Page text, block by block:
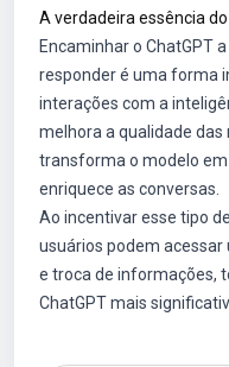
A verdadeira essência
Encaminhar o ChatGPT
responder é uma forma
interações com a
melhora a qualidade
transforma o modelo
enriquece as conversas.
Ao incentivar esse tipo
usuários podem
e troca de informações,
ChatGPT mais